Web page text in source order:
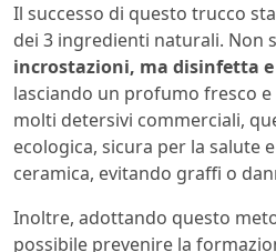
Il successo di questo trucco
dei 3 ingredienti naturali. Non
incrostazioni, ma disinfetta
lasciando un profumo fresco
molti detersivi commerciali,
ecologica, sicura per la salute
ceramica, evitando graffi o
Inoltre, adottando questo
possibile prevenire la